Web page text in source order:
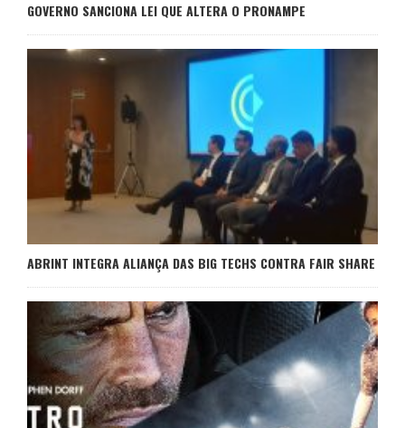
GOVERNO SANCIONA LEI QUE ALTERA O PRONAMPE
ABRINT INTEGRA ALIANÇA DAS BIG TECHS CONTRA FAIR SHARE